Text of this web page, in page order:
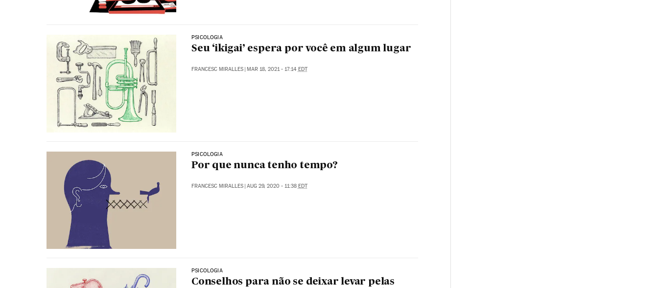
PSICOLOGIA
Seu ‘ikigai’ espera por você em algum lugar
FRANCESC MIRALLES MAR 18, 2021 - 17:14 EDT
PSICOLOGIA
Por que nunca tenho tempo?
FRANCESC MIRALLES | AUG 29, 2020 - 11:38 EDT
PSICOLOGIA
Conselhos para não se deixar levar pelas